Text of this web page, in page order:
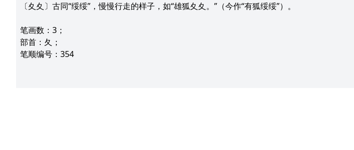
〔夊夊〕古同“绥绥”，慢慢行走的样子，如“雄狐夊夊。”（今作“有狐绥绥”）。
笔画数：3；
部首：夂；
笔顺编号：354